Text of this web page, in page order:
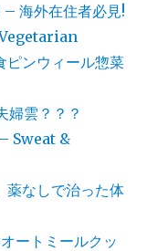
海外在住者必見!
ンウィール惣菜
雲？？？
Sweat &
なしで治った体
ートミールクッ